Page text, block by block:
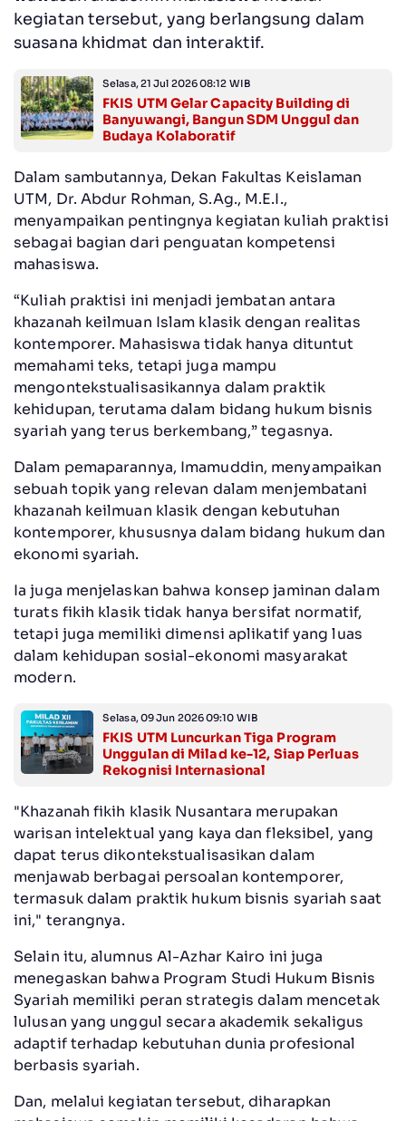
kegiatan tersebut, yang berlangsung dalam
suasana khidmat dan interaktif.
Selasa, 21 Jul 2026 08:12 WIB
FKIS UTM Gelar Capacity Building di
Banyuwangi, Bangun SDM Unggul dan
Budaya Kolaboratif
Dalam sambutannya, Dekan Fakultas Keislaman
UTM, Dr. Abdur Rohman, S.Ag., M.E.I.,
menyampaikan pentingnya kegiatan kuliah praktisi
sebagai bagian dari penguatan kompetensi
mahasiswa.
“Kuliah praktisi ini menjadi jembatan antara
khazanah keilmuan Islam klasik dengan realitas
kontemporer. Mahasiswa tidak hanya dituntut
memahami teks, tetapi juga mampu
mengontekstualisasikannya dalam praktik
kehidupan, terutama dalam bidang hukum bisnis
syariah yang terus berkembang,” tegasnya.
Dalam pemaparannya, Imamuddin, menyampaikan
sebuah topik yang relevan dalam menjembatani
khazanah keilmuan klasik dengan kebutuhan
kontemporer, khususnya dalam bidang hukum dan
ekonomi syariah.
Ia juga menjelaskan bahwa konsep jaminan dalam
turats fikih klasik tidak hanya bersifat normatif,
tetapi juga memiliki dimensi aplikatif yang luas
dalam kehidupan sosial-ekonomi masyarakat
modern.
Selasa, 09 Jun 2026 09:10 WIB
FKIS UTM Luncurkan Tiga Program
Unggulan di Milad ke-12, Siap Perluas
Rekognisi Internasional
"Khazanah fikih klasik Nusantara merupakan
warisan intelektual yang kaya dan fleksibel, yang
dapat terus dikontekstualisasikan dalam
menjawab berbagai persoalan kontemporer,
termasuk dalam praktik hukum bisnis syariah saat
ini," terangnya.
Selain itu, alumnus Al-Azhar Kairo ini juga
menegaskan bahwa Program Studi Hukum Bisnis
Syariah memiliki peran strategis dalam mencetak
lulusan yang unggul secara akademik sekaligus
adaptif terhadap kebutuhan dunia profesional
berbasis syariah.
Dan, melalui kegiatan tersebut, diharapkan